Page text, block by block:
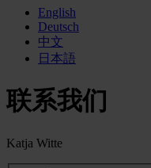
English
Deutsch
中文
日本語
联系我们
Katja Witte